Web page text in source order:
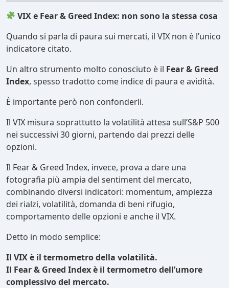
VIX e Fear & Greed Index: non sono la stessa cosa
Quando si parla di paura sui mercati, il VIX non è l’unico
indicatore citato.
Un altro strumento molto conosciuto è il Fear & Greed
Index, spesso tradotto come indice di paura e avidità.
È importante però non confonderli.
Il VIX misura soprattutto la volatilità attesa sull’S&P 500
nei successivi 30 giorni, partendo dai prezzi delle
opzioni.
Il Fear & Greed Index, invece, prova a dare una
fotografia più ampia del sentiment del mercato,
combinando diversi indicatori: momentum, ampiezza
dei rialzi, volatilità, domanda di beni rifugio,
comportamento delle opzioni e anche il VIX.
Detto in modo semplice:
Il VIX è il termometro della volatilità.
Il Fear & Greed Index è il termometro dell’umore
complessivo del mercato.